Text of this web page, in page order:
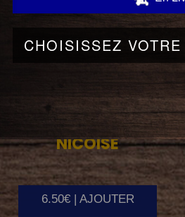
NICOISE
6.50€ | AJOUTER